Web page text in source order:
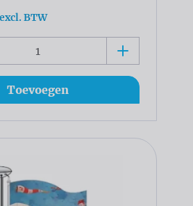
excl. BTW
Toevoegen